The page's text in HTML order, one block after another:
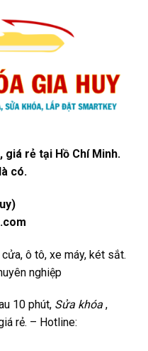
giá rẻ tại Hồ Chí Minh.
có.
cửa, ô tô, xe máy, két sắt.
nghiệp
10 phút, Sửa khóa ,
rẻ. – Hotline: